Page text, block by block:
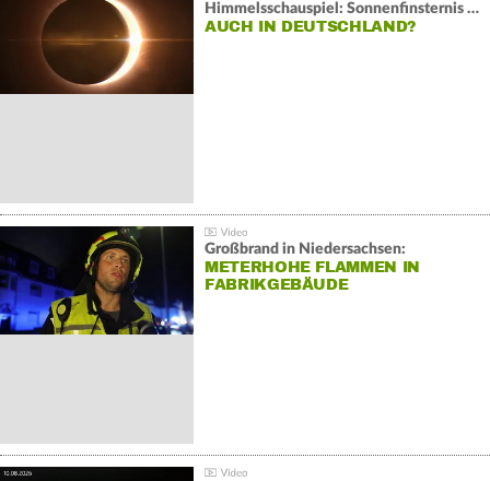
Himmelsschauspiel: Sonnenfinsternis über Spanien
AUCH IN DEUTSCHLAND?
Großbrand in Niedersachsen:
METERHOHE FLAMMEN IN
FABRIKGEBÄUDE